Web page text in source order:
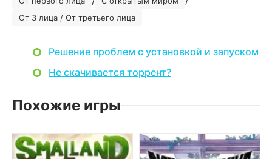
От 3 лица / От третьего лица
Решение проблем с установкой и запуском
Не скачивается торрент?
Похожие игры